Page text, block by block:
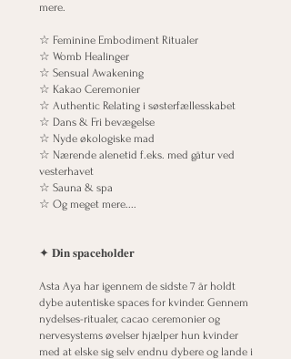
mere.
☆ Feminine Embodiment Ritualer
☆ Womb Healinger
☆ Sensual Awakening
☆ Kakao Ceremonier
☆ Authentic Relating i søsterfællesskabet
☆ Dans & Fri bevægelse
☆ Nyde økologiske mad
☆ Nærende alenetid f.eks. med gåtur ved
vesterhavet
☆ Sauna & spa
☆ Og meget mere....
✦ 𝐃𝐢𝐧 𝐬𝐩𝐚𝐜𝐞𝐡𝐨𝐥𝐝𝐞𝐫
Asta Aya har igennem de sidste 7 år holdt
dybe autentiske spaces for kvinder. Gennem
nydelses-ritualer, cacao ceremonier og
nervesystems øvelser hjælper hun kvinder
med at elske sig selv endnu dybere og lande i